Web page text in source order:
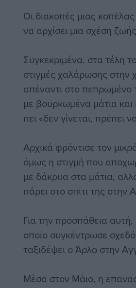
Οι διακοπές μιας
να αρχίσει μια σχέση
Συγκεκριμένα, στα τέλη
στιγμές χαλάρωσης στην
απέναντι στο πεπρωμένο
με βουρκωμένα μάτια και
πει «δεν γίνεται, πρέπει
Αρχικά φρόντισε τον
όμως η στιγμή που
με δάκρυα στα μάτια,
πάρει στο σπίτι της στην
Για την προσπάθεια
οποίο συγκέντρωσε
ταξιδέψει ο Άρλο στην
Μέσα στον Μάιο, η